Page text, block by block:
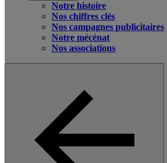
Notre histoire
Nos chiffres clés
Nos campagnes publicitaires
Notre mécénat
Nos associations